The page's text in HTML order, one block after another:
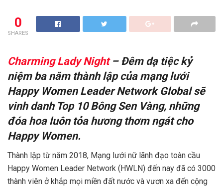
0
SHARES
Charming Lady Night– Đêm dạ tiệc kỷ
niệm ba năm thành lập của mạng lưới
Happy Women Leader Network Global sẽ
vinh danh Top 10 Bông Sen Vàng, những
đóa hoa luôn tỏa hương thơm ngát cho
Happy Women.
Thành lập từ năm 2018, Mạng lưới nữ lãnh đạo toàn cầu
Happy Women Leader Network (HWLN) đến nay đã có 3000
thành viên ở khắp mọi miền đất nước và vươn xa đến cộng